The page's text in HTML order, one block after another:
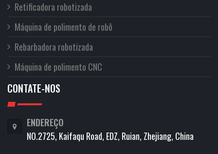
Retificadora robotizada
Máquina de polimento de robô
Rebarbadora robotizada
Máquina de polimento CNC
CONTATE-NOS
ENDEREÇO
NO.2725, Kaifaqu Road, EDZ, Ruian, Zhejiang, China